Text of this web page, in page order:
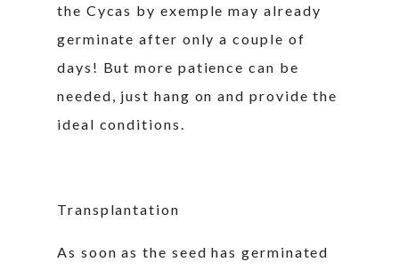
the Cycas by exemple may already
germinate after only a couple of
days! But more patience can be
needed, just hang on and provide the
ideal conditions.
Transplantation
As soon as the seed has germinated